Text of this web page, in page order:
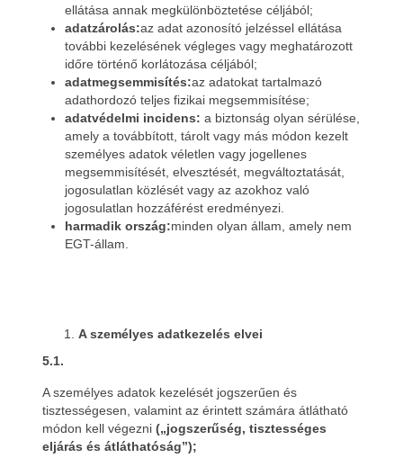
ellátása annak megkülönböztetése céljából;
adatzárolás:az adat azonosító jelzéssel ellátása
további kezelésének végleges vagy meghatározott
időre történő korlátozása céljából;
adatmegsemmisítés:az adatokat tartalmazó
adathordozó teljes fizikai megsemmisítése;
adatvédelmi incidens: a biztonság olyan sérülése,
amely a továbbított, tárolt vagy más módon kezelt
személyes adatok véletlen vagy jogellenes
megsemmisítését, elvesztését, megváltoztatását,
jogosulatlan közlését vagy az azokhoz való
jogosulatlan hozzáférést eredményezi.
harmadik ország:minden olyan állam, amely nem
EGT-állam.
A személyes adatkezelés elvei
5.1.
A személyes adatok kezelését jogszerűen és
tisztességesen, valamint az érintett számára átlátható
módon kell végezni („jogszerűség, tisztességes
eljárás és átláthatóság”);